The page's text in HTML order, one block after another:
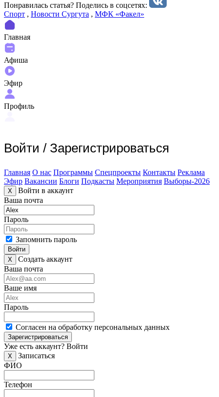
Понравилась статья? Поделиcь в соцсетях:
Спорт , Новости Сургута , МФК «Факел»
Главная
Афиша
Эфир
Профиль
Войти / Зарегистрироваться
Главная О нас Программы Спецпроекты Контакты Реклама
Эфир Вакансии Блоги Подкасты Мероприятия Выборы-2026
X
Войти в аккаунт
Ваша почта
Пароль
Запомнить пароль
Войти
X
Создать аккаунт
Ваша почта
Ваше имя
Пароль
Согласен на обработку персональных данных
Зарегистрироваться
Уже есть аккаунт? Войти
X
Записаться
ФИО
Телефон